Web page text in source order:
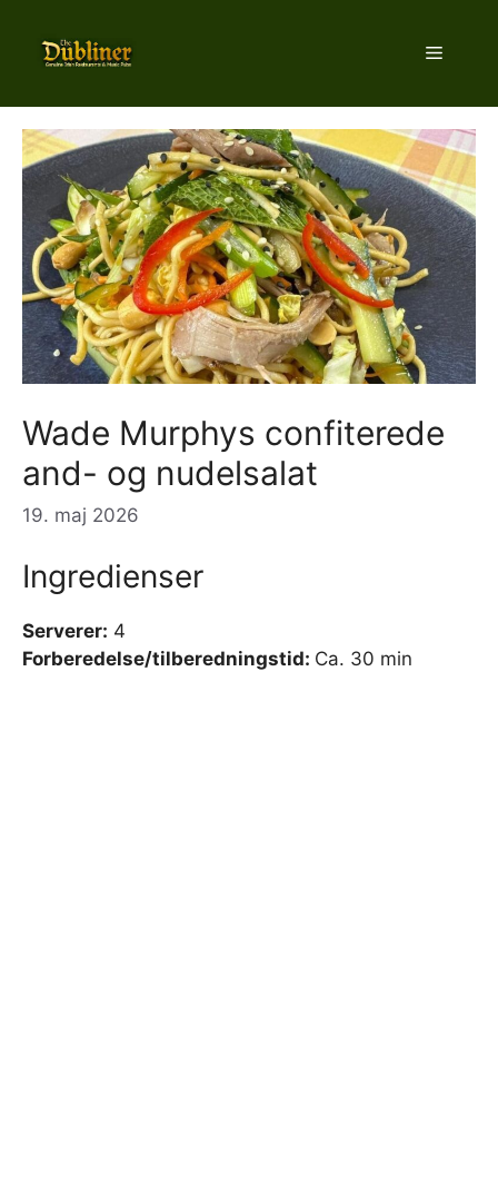
indhold
Menu
Wade Murphys confiterede
and- og nudelsalat
19. maj 2026
Ingredienser
Serverer: 4
Forberedelse/tilberedningstid: Ca. 30 min